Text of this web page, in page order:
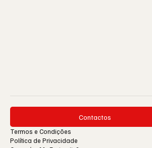
Contactos
Termos e Condições
Política de Privacidade